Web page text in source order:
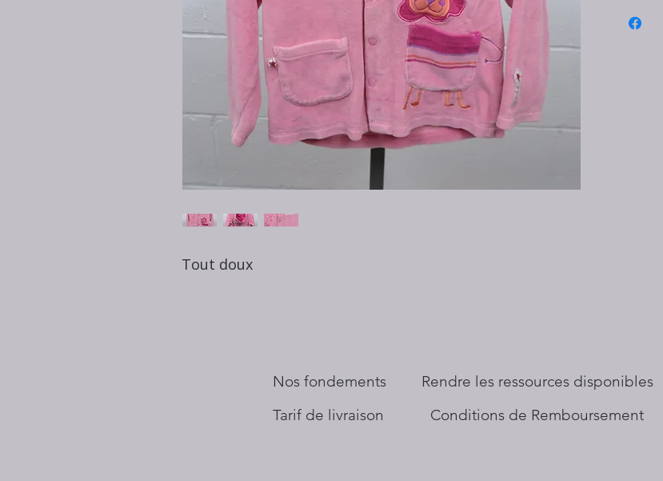
Tout doux
Nos fondements
Tarif de livraison
​Rendre les ressources disponibles
Conditions de Remboursement